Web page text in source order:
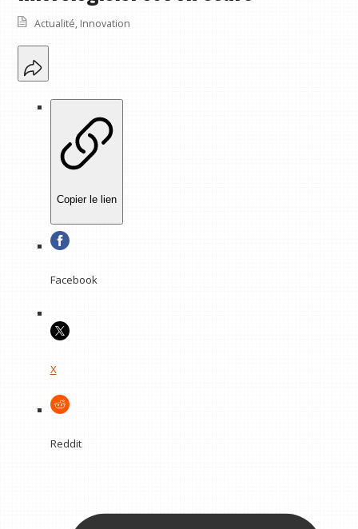
Actualité, Innovation
Copier le lien
Facebook
X
Reddit